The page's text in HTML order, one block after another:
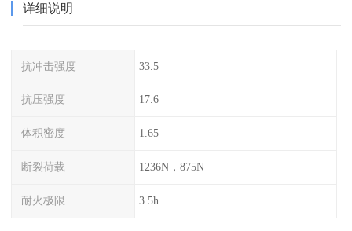
详细说明
抗冲击强度 33.5
抗压强度 17.6
体积密度 1.65
断裂荷载 1236N，875N
耐火极限 3.5h